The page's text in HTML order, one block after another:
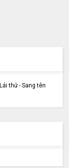
thử - Sang tên